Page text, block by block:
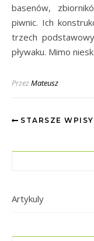
basenów,
piwnic. Ich
trzech
pływaku. Mimo
PrzezMateusz
STARSZE WPISY
Artykuly